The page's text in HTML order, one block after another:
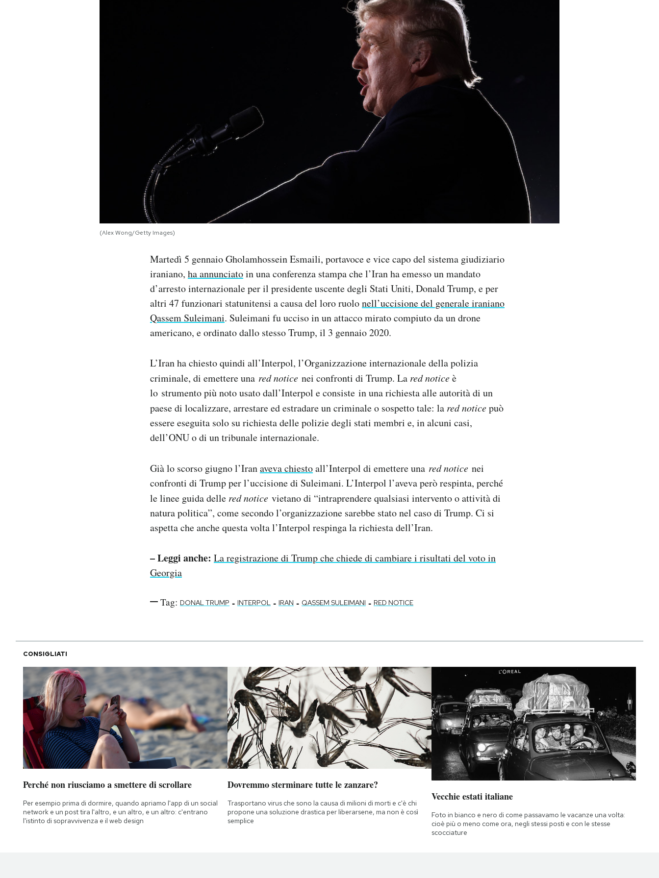
(Alex Wong/Getty Images)
Martedì 5 gennaio Gholamhossein Esmaili, portavoce e vice capo del sistema giudiziario
iraniano, ha annunciatoin una conferenza stampa che l’Iran ha emesso un mandato
d’arresto internazionale per il presidente uscente degli Stati Uniti, Donald Trump, e per
altri 47 funzionari statunitensi a causa del loro ruolonell’uccisione del generale iraniano
Qassem Suleimani. Suleimani fu ucciso in un attacco mirato compiuto da un drone
americano, e ordinato dallo stesso Trump, il 3 gennaio 2020.
L’Iran ha chiesto quindi all’Interpol, l’Organizzazione internazionale della polizia
criminale, di emettere una red notice nei confronti di Trump. La red noticeè
lo strumento più noto usato dall’Interpol e consiste in una richiesta alle autorità di un
paese di localizzare, arrestare ed estradare un criminale o sospetto tale: la red noticepuò
essere eseguita solo su richiesta delle polizie degli stati membri e, in alcuni casi,
dell’ONU o di un tribunale internazionale.
Già lo scorso giugno l’Iranaveva chiestoall’Interpol di emettere una red notice nei
confronti di Trump per l’uccisione di Suleimani. L’Interpol l’aveva però respinta, perché
le linee guida delle red notice vietano di “intraprendere qualsiasi intervento o attività di
natura politica”, come secondo l’organizzazione sarebbe stato nel caso di Trump. Ci si
aspetta che anche questa volta l’Interpol respinga la richiesta dell’Iran.
– Leggi anche: La registrazione di Trump che chiede di cambiare i risultati del voto in
Georgia
Tag: DONAL TRUMP - INTERPOL - IRAN - QASSEM SULEIMANI - RED NOTICE
CONSIGLIATI
Perché non riusciamo a smettere di scrollare
Per esempio prima di dormire, quando apriamo l'app di un social
network e un post tira l'altro, e un altro, e un altro: c'entrano
l'istinto di sopravvivenza e il web design
Dovremmo sterminare tutte le zanzare?
Trasportano virus che sono la causa di milioni di morti e c'è chi
propone una soluzione drastica per liberarsene, ma non è così
semplice
Vecchie estati italiane
Foto in bianco e nero di come passavamo le vacanze una volta:
cioè più o meno come ora, negli stessi posti e con le stesse
scocciature